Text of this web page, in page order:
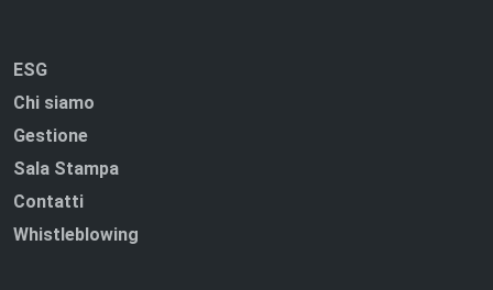
ESG
Chi siamo
Gestione
Sala Stampa
Contatti
Whistleblowing